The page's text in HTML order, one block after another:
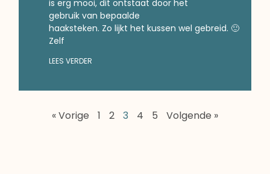
is erg mooi, dit ontstaat door het
gebruik van bepaalde
haaksteken. Zo lijkt het kussen wel gebreid. 🙂
Zelf
LEES VERDER
« Vorige 1 2 3 4 5 Volgende »